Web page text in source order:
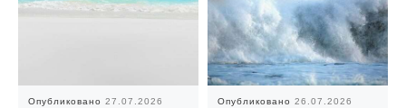
Опубликовано27.07.2026 Опубликовано26.07.2026